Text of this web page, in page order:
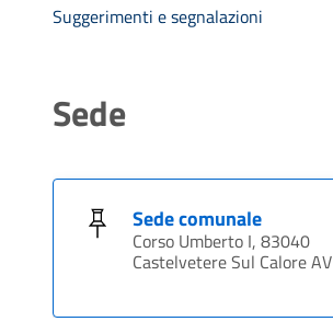
Suggerimenti e segnalazioni
Sede
Sede comunale
Corso Umberto I, 83040
Castelvetere Sul Calore AV